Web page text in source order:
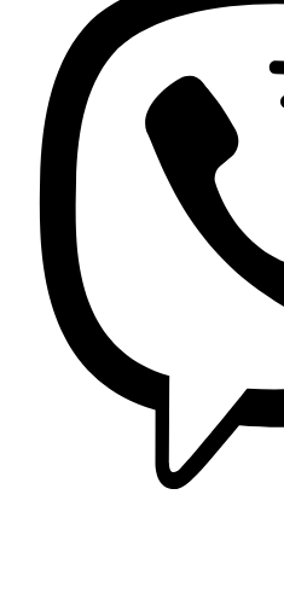
Lavaplatos y Accesorios